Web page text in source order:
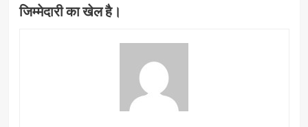
जिम्मेदारी का खेल है।